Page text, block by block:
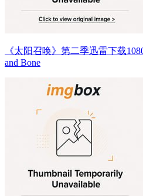
《太阳召唤》第二季迅雷下载
and Bone